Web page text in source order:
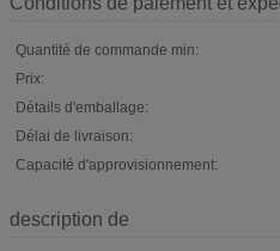
Quantité de commande min:
Prix:
Détails d'emballage:
Délai de livraison:
Capacité d'approvisionnement:
description de